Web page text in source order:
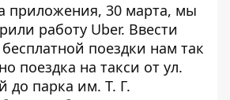
приложения, 30 марта, мы
работу Uber. Ввести
поездки нам так
поездка на такси от ул.
до парка им. Т. Г.